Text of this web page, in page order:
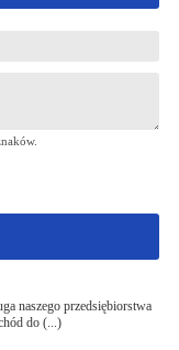
naszego przedsiębiorstwa
do (...)